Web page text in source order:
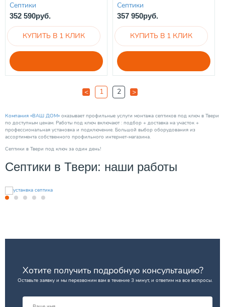
Септики
352 590руб.
Септики
357 950руб.
< 1 2 >
Компания «ВАШ ДОМ» оказывает профильные услуги монтажа септиков под ключ в Твери
по доступным ценам. Работы под ключ включают : подбор + доставка на участок +
профессиональная установка и подключение. Большой выбор оборудования из
ассортимента собственного профильного интернет-магазина.
Cептики в Твери под ключ за один день!
Септики в Твери: наши работы
Хотите получить подробную консультацию?
Оставьте заявку и мы перезвоним вам в течение 3 минут, и ответим на все вопросы.